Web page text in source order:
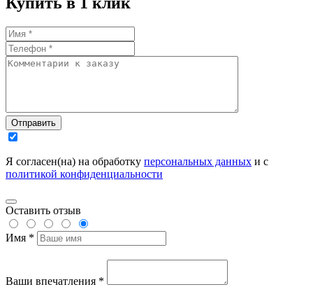
Отправить
Я согласен(на) на обработку персональных данных и с
политикой конфиденциальности
Оставить отзыв
Имя *
Ваши впечатления *